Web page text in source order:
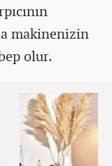
makinenizin
olur.